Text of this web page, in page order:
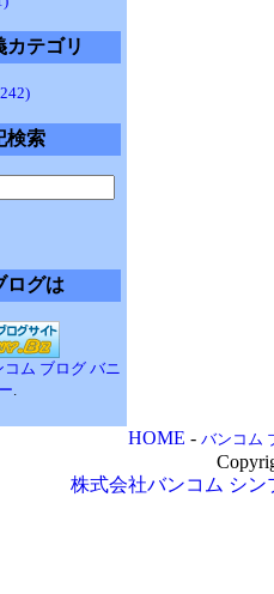
カテゴリ
検索
ログは
コム ブログ バニ
ー.
HOME - バンコム
株式会社バンコム シン